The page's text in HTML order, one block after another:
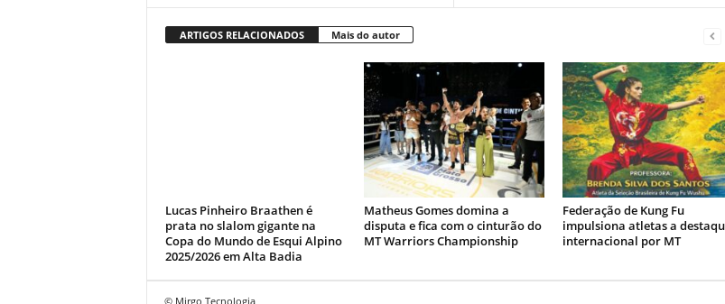
ARTIGOS RELACIONADOS Mais do autor
Lucas Pinheiro Braathen é
prata no slalom gigante na
Copa do Mundo de Esqui Alpino
2025/2026 em Alta Badia
Matheus Gomes domina a
disputa e fica com o cinturão do
MT Warriors Championship
Federação de Kung Fu
impulsiona atletas a
internacional por MT
© Mirgo Tecnologia